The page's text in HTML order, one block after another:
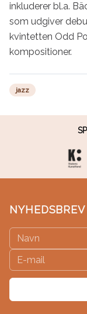
inkluderer bl.a.
som udgiver
kvintetten Odd
kompositioner.
jazz
NYHEDSBREV